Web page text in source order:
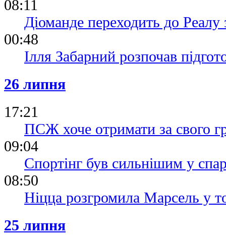
08:11
Діоманде переходить до
00:48
Ілля Забарний розпочав
26 липня
17:21
ПСЖ хоче отримати за свого
09:04
Спортінг був сильнішим у
08:50
Ніцца розгромила Марсель у
25 липня